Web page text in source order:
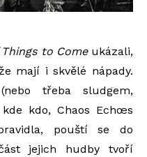
Things to Comeukázali,
mají i skvělé nápady.
třeba sludgem,
kdo, Chaos Echœs
pouští se do
jejich hudby tvoří